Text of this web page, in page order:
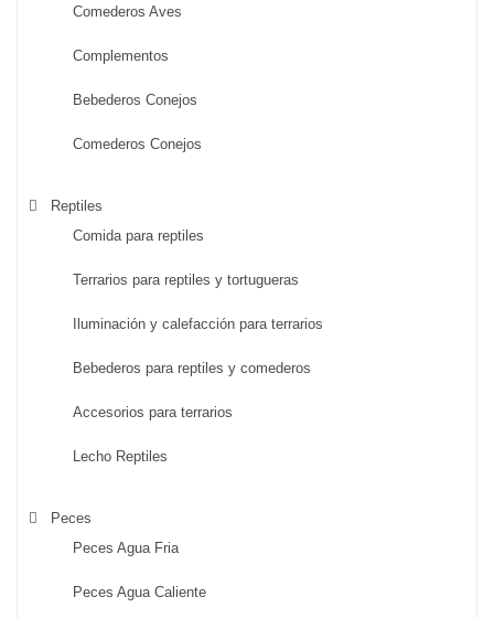
Comederos Aves
Complementos
Bebederos Conejos
Comederos Conejos
Reptiles
Comida para reptiles
Terrarios para reptiles y tortugueras
Iluminación y calefacción para terrarios
Bebederos para reptiles y comederos
Accesorios para terrarios
Lecho Reptiles
Peces
Peces Agua Fria
Peces Agua Caliente